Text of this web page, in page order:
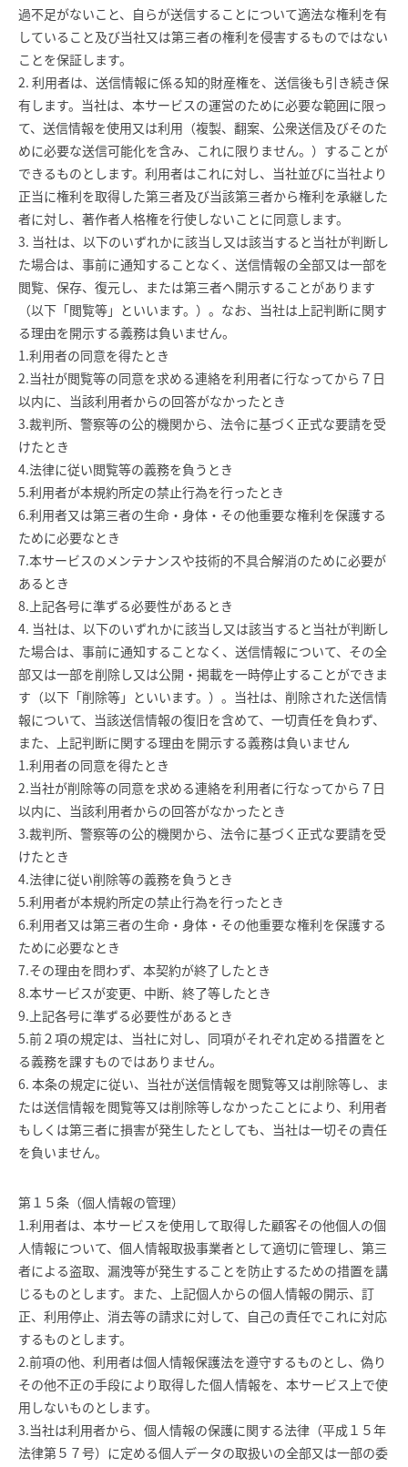
過不足がないこと、自らが送信することについて適法な権利を有
していること及び当社又は第三者の権利を侵害するものではない
ことを保証します。
2. 利用者は、送信情報に係る知的財産権を、送信後も引き続き保
有します。当社は、本サービスの運営のために必要な範囲に限っ
て、送信情報を使用又は利用（複製、翻案、公衆送信及びそのた
めに必要な送信可能化を含み、これに限りません。）することが
できるものとします。利用者はこれに対し、当社並びに当社より
正当に権利を取得した第三者及び当該第三者から権利を承継した
者に対し、著作者人格権を行使しないことに同意します。
3. 当社は、以下のいずれかに該当し又は該当すると当社が判断し
た場合は、事前に通知することなく、送信情報の全部又は一部を
閲覧、保存、復元し、または第三者へ開示することがあります
（以下「閲覧等」といいます。）。なお、当社は上記判断に関す
る理由を開示する義務は負いません。
1.利用者の同意を得たとき
2.当社が閲覧等の同意を求める連絡を利用者に行なってから７日
以内に、当該利用者からの回答がなかったとき
3.裁判所、警察等の公的機関から、法令に基づく正式な要請を受
けたとき
4.法律に従い閲覧等の義務を負うとき
5.利用者が本規約所定の禁止行為を行ったとき
6.利用者又は第三者の生命・身体・その他重要な権利を保護する
ために必要なとき
7.本サービスのメンテナンスや技術的不具合解消のために必要が
あるとき
8.上記各号に準ずる必要性があるとき
4. 当社は、以下のいずれかに該当し又は該当すると当社が判断し
た場合は、事前に通知することなく、送信情報について、その全
部又は一部を削除し又は公開・掲載を一時停止することができま
す（以下「削除等」といいます。）。当社は、削除された送信情
報について、当該送信情報の復旧を含めて、一切責任を負わず、
また、上記判断に関する理由を開示する義務は負いません
1.利用者の同意を得たとき
2.当社が削除等の同意を求める連絡を利用者に行なってから７日
以内に、当該利用者からの回答がなかったとき
3.裁判所、警察等の公的機関から、法令に基づく正式な要請を受
けたとき
4.法律に従い削除等の義務を負うとき
5.利用者が本規約所定の禁止行為を行ったとき
6.利用者又は第三者の生命・身体・その他重要な権利を保護する
ために必要なとき
7.その理由を問わず、本契約が終了したとき
8.本サービスが変更、中断、終了等したとき
9.上記各号に準ずる必要性があるとき
5.前２項の規定は、当社に対し、同項がそれぞれ定める措置をと
る義務を課すものではありません。
6. 本条の規定に従い、当社が送信情報を閲覧等又は削除等し、ま
たは送信情報を閲覧等又は削除等しなかったことにより、利用者
もしくは第三者に損害が発生したとしても、当社は一切その責任
を負いません。
第１５条（個人情報の管理）
1.利用者は、本サービスを使用して取得した顧客その他個人の個
人情報について、個人情報取扱事業者として適切に管理し、第三
者による盗取、漏洩等が発生することを防止するための措置を講
じるものとします。また、上記個人からの個人情報の開示、訂
正、利用停止、消去等の請求に対して、自己の責任でこれに対応
するものとします。
2.前項の他、利用者は個人情報保護法を遵守するものとし、偽り
その他不正の手段により取得した個人情報を、本サービス上で使
用しないものとします。
3.当社は利用者から、個人情報の保護に関する法律（平成１５年
法律第５７号）に定める個人データの取扱いの全部又は一部の委